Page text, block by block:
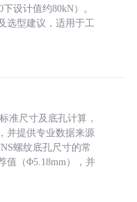
设计值约80kN）。
选型建议，适用于工
准尺寸及底孔计算，
并提供专业数据来源
螺纹底孔尺寸的常
值（Φ5.18mm），并